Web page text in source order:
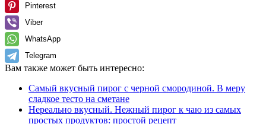
Pinterest
Viber
WhatsApp
Telegram
Вам также может быть интересно:
Самый вкусный пирог с черной смородиной. В меру
сладкое тесто на сметане
Нереально вкусный. Нежный пирог к чаю из самых
простых продуктов: простой рецепт